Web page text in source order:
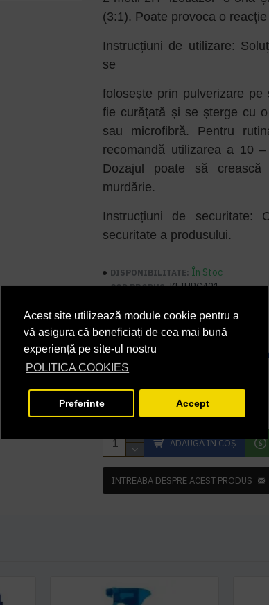
Acest site utilizează module cookie pentru a
vă asigura că beneficiați de cea mai bună
experiență pe site-ul nostru
POLITICA COOKIES
Preferinte Accept
(3:1). Poate provoca o
Instrucțiuni de utilizare:
se
folosește prin pulverizare
fie curățată și se șterge cu
sau microfibră. Pentru
recomandă utilizarea a 10
Dozajul poate să
murdărie.
Instrucțiuni de securitate:
securitate a produsului.
DISPONIBILITATE: În Stoc
COD PRODUS: KLIHRC421
30,97 lei+ TVA
37,47 lei TVA inclus
ADAUGĂ ÎN COŞ
INTREABA DESPRE ACEST PRODUS